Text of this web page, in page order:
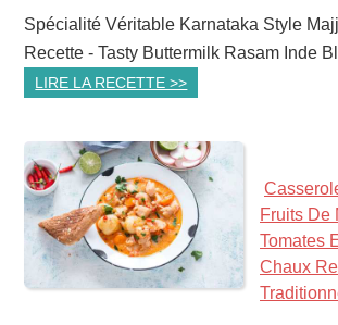
Spécialité Véritable Karnataka Style
Recette - Tasty Buttermilk Rasam Inde
LIRE LA RECETTE >>
Fruits De
Tomates
Chaux